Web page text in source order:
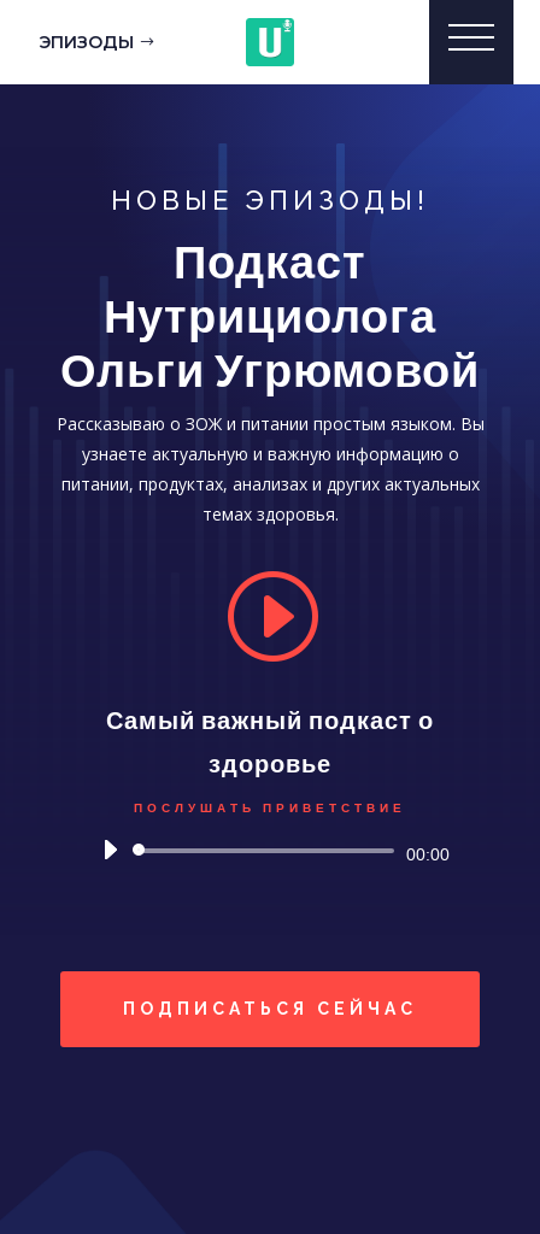
ЭПИЗОДЫ
НОВЫЕ ЭПИЗОДЫ!
Подкаст
Нутрициолога
Ольги Угрюмовой
Рассказываю о ЗОЖ и питании простым языком. Вы
узнаете актуальную и важную информацию о
питании, продуктах, анализах и других актуальных
темах здоровья.
I
Самый важный подкаст о
здоровье
ПОСЛУШАТЬ ПРИВЕТСТВИЕ
Аудиоплеер 00:00
ПОДПИСАТЬСЯ СЕЙЧАС